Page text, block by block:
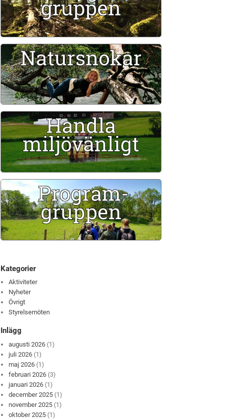
Kategorier
Aktiviteter
Nyheter
Övrigt
Styrelsemöten
Inlägg
augusti 2026 (1)
juli 2026 (1)
maj 2026 (1)
februari 2026 (3)
januari 2026 (1)
december 2025 (1)
november 2025 (1)
oktober 2025 (1)